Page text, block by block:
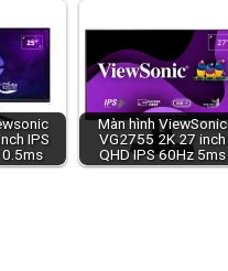
IPS
0.5ms
Màn hình ViewSonic
VG2755 2K 27 inch
QHD IPS 60Hz 5ms